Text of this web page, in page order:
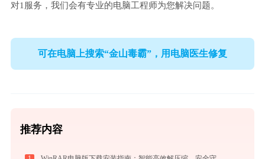
对1服务，我们会有专业的电脑工程师为您解决问题。
可在电脑上搜索“金山毒霸”，用电脑医生修复
推荐内容